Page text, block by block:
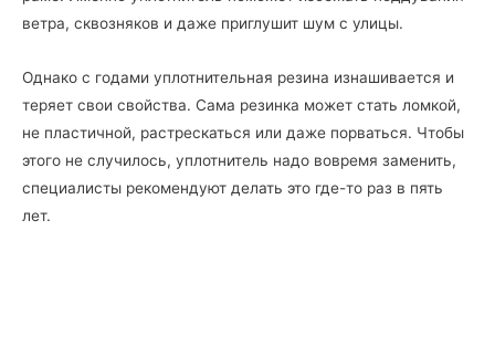
ветра, сквозняков и даже приглушит шум с улицы.
Однако с годами уплотнительная резина изнашивается и
теряет свои свойства. Сама резинка может стать ломкой,
не пластичной, растрескаться или даже порваться. Чтобы
этого не случилось, уплотнитель надо вовремя заменить,
специалисты рекомендуют делать это где-то раз в пять
лет.